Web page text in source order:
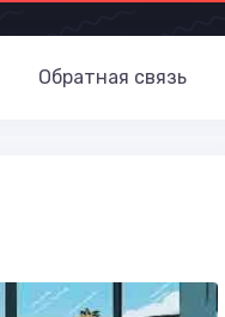
Обратная связь